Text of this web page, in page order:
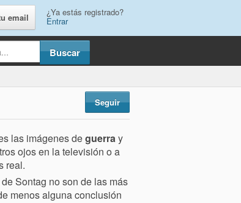
email ¿Ya estás registrado?
Entrar
Seguir
las imágenes deguerray
ojos en la televisión o a
real.
Sontag no son de las más
menos alguna conclusión